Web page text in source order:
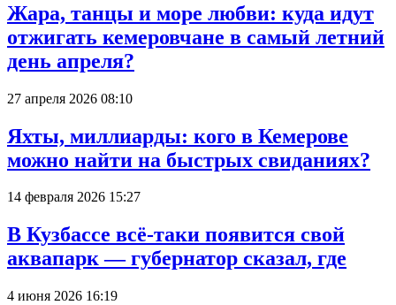
Жара, танцы и море любви: куда идут
отжигать кемеровчане в самый летний
день апреля?
27 апреля 2026 08:10
Яхты, миллиарды: кого в Кемерове
можно найти на быстрых свиданиях?
14 февраля 2026 15:27
В Кузбассе всё-таки появится свой
аквапарк — губернатор сказал, где
4 июня 2026 16:19